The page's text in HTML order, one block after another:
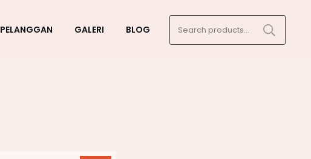
PELANGGAN GALERI BLOG
for: